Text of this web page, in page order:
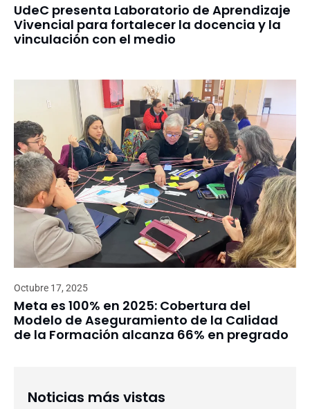
UdeC presenta Laboratorio de Aprendizaje
Vivencial para fortalecer la docencia y la
vinculación con el medio
Octubre 17, 2025
Meta es 100% en 2025: Cobertura del
Modelo de Aseguramiento de la Calidad
de la Formación alcanza 66% en pregrado
Noticias más vistas